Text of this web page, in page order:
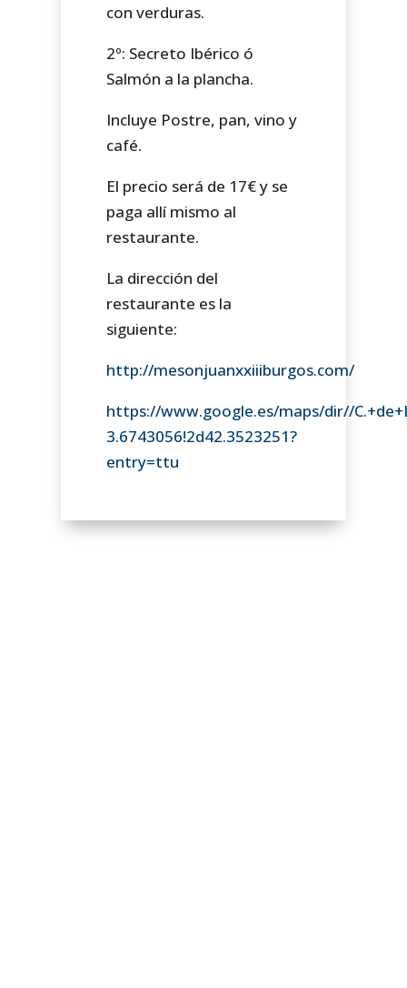
con verduras.
2º: Secreto Ibérico ó
Salmón a la plancha.
Incluye Postre, pan, vino y
café.
El precio será de 17€ y se
paga allí mismo al
restaurante.
La dirección del
restaurante es la
siguiente:
http://mesonjuanxxiiiburgos.com/
https://www.google.es/maps/dir//
3.6743056!2d42.3523251?
entry=ttu